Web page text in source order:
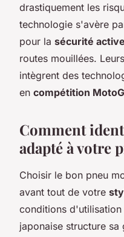
drastiquement les
technologie s'avère
pour la sécurité active
routes mouillées. Leurs
intègrent des
en compétition
Comment
adapté à votre
Choisir le bon pneu
avant tout de votre
conditions
japonaise structure